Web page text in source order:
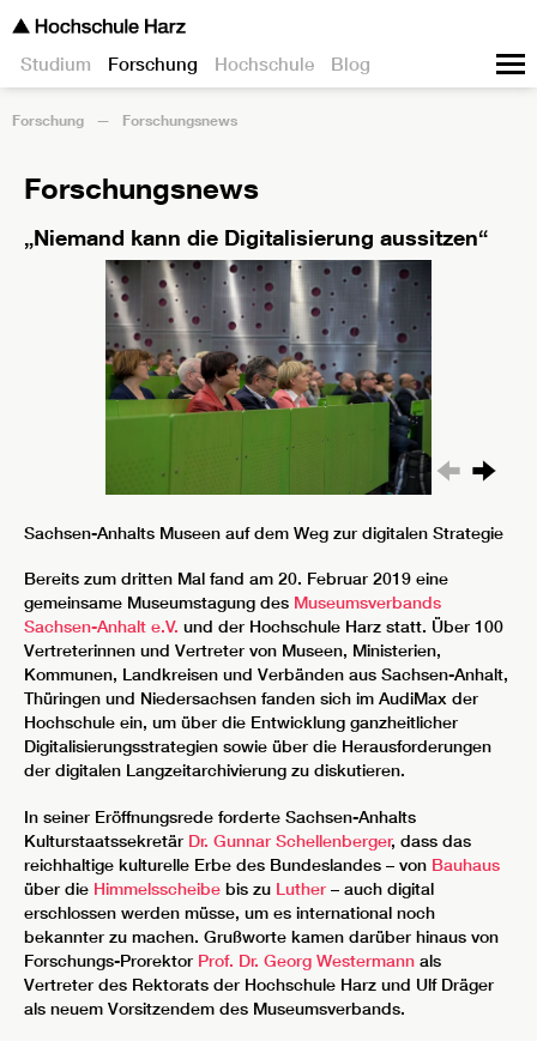
Studium Forschung Hochschule Blog
Forschung Forschungsnews
Forschungsnews
„Niemand kann die Digitalisierung aussitzen“
Sachsen-Anhalts Museen auf dem Weg zur digitalen Strategie
Bereits zum dritten Mal fand am 20. Februar 2019 eine
gemeinsame Museumstagung des Museumsverbands
Sachsen-Anhalt e.V. und der Hochschule Harz statt. Über 100
Vertreterinnen und Vertreter von Museen, Ministerien,
Kommunen, Landkreisen und Verbänden aus Sachsen-Anhalt,
Thüringen und Niedersachsen fanden sich im AudiMax der
Hochschule ein, um über die Entwicklung ganzheitlicher
Digitalisierungsstrategien sowie über die Herausforderungen
der digitalen Langzeitarchivierung zu diskutieren.
In seiner Eröffnungsrede forderte Sachsen-Anhalts
Kulturstaatssekretär Dr. Gunnar Schellenberger, dass das
reichhaltige kulturelle Erbe des Bundeslandes – von Bauhaus
über die Himmelsscheibe bis zu Luther – auch digital
erschlossen werden müsse, um es international noch
bekannter zu machen. Grußworte kamen darüber hinaus von
Forschungs-Prorektor Prof. Dr. Georg Westermann als
Vertreter des Rektorats der Hochschule Harz und Ulf Dräger
als neuem Vorsitzendem des Museumsverbands.